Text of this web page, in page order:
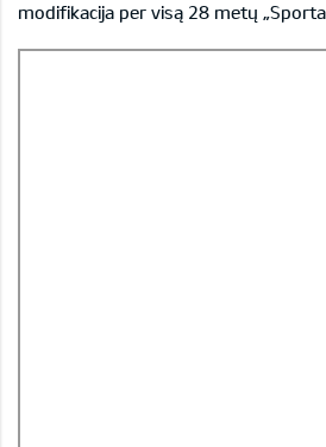
modifikacija per visą 28 metų